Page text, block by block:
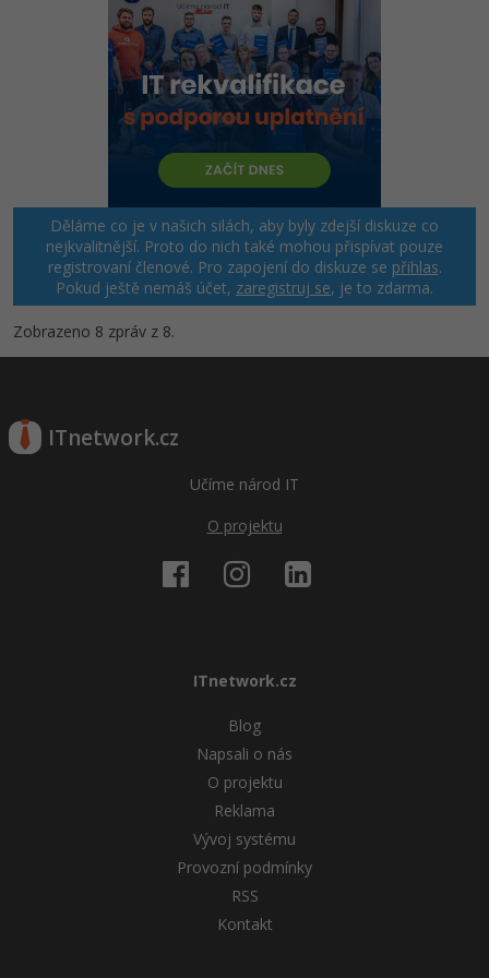
Děláme co je v našich silách, aby byly zdejší diskuze co
nejkvalitnější. Proto do nich také mohou přispívat pouze
registrovaní členové. Pro zapojení do diskuze se přihlas.
Pokud ještě nemáš účet, zaregistruj se, je to zdarma.
Zobrazeno 8 zpráv z 8.
ITnetwork.cz
Učíme národ IT
O projektu
ITnetwork.cz
Blog
Napsali o nás
O projektu
Reklama
Vývoj systému
Provozní podmínky
RSS
Kontakt